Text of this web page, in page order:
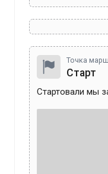
Точка
Старт
Стартовали мы